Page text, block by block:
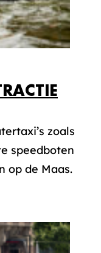
zoals
speedboten
op de Maas.